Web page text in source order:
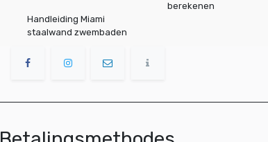
Handleiding Miami
staalwand zwembaden
berekenen